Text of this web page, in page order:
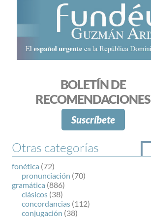
BOLETÍN DE
RECOMENDACIONES
Suscríbete
Otras categorías
fonética (72)
pronunciación (70)
gramática (886)
clásicos (38)
concordancias (112)
conjugación (38)